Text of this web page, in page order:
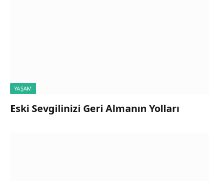
YAŞAM
Eski Sevgilinizi Geri Almanın Yolları